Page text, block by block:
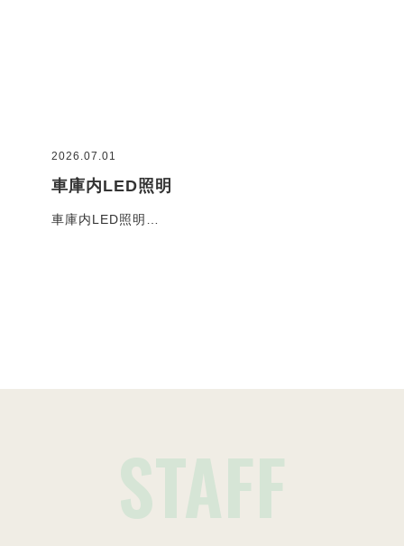
2026.07.01
車庫内LED照明
車庫内LED照明…
STAFF